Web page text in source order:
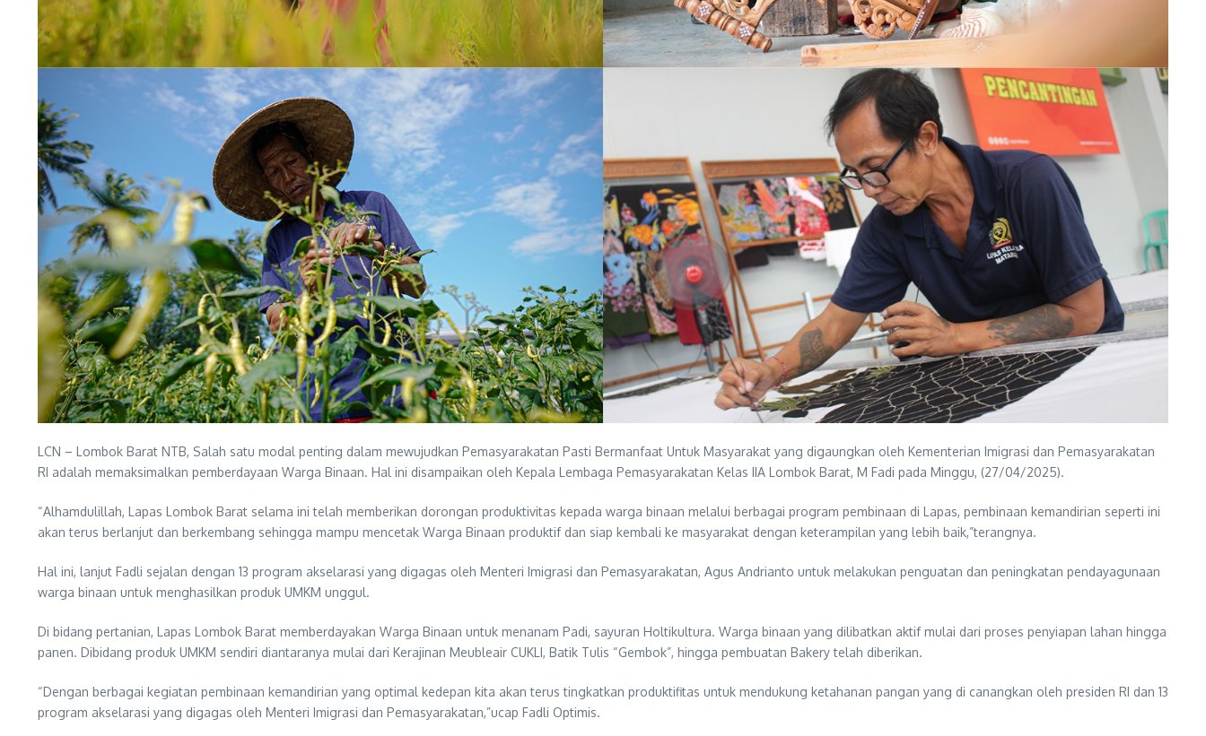
LCN – Lombok Barat NTB, Salah satu modal penting dalam mewujudkan Pemasyarakatan Pasti Bermanfaat Untuk Masyarakat yang digaungkan oleh Kementerian Imigrasi dan Pemasyarakatan
RI adalah memaksimalkan pemberdayaan Warga Binaan. Hal ini disampaikan oleh Kepala Lembaga Pemasyarakatan Kelas IIA Lombok Barat, M Fadi pada Minggu, (27/04/2025).
“Alhamdulillah, Lapas Lombok Barat selama ini telah memberikan dorongan produktivitas kepada warga binaan melalui berbagai program pembinaan di Lapas, pembinaan kemandirian seperti ini
akan terus berlanjut dan berkembang sehingga mampu mencetak Warga Binaan produktif dan siap kembali ke masyarakat dengan keterampilan yang lebih baik,”terangnya.
Hal ini, lanjut Fadli sejalan dengan 13 program akselarasi yang digagas oleh Menteri Imigrasi dan Pemasyarakatan, Agus Andrianto untuk melakukan penguatan dan peningkatan pendayagunaan
warga binaan untuk menghasilkan produk UMKM unggul.
Di bidang pertanian, Lapas Lombok Barat memberdayakan Warga Binaan untuk menanam Padi, sayuran Holtikultura. Warga binaan yang dilibatkan aktif mulai dari proses penyiapan lahan hingga
panen. Dibidang produk UMKM sendiri diantaranya mulai dari Kerajinan Meubleair CUKLI, Batik Tulis “Gembok”, hingga pembuatan Bakery telah diberikan.
“Dengan berbagai kegiatan pembinaan kemandirian yang optimal kedepan kita akan terus tingkatkan produktifitas untuk mendukung ketahanan pangan yang di canangkan oleh presiden RI dan 13
program akselarasi yang digagas oleh Menteri Imigrasi dan Pemasyarakatan,”ucap Fadli Optimis.